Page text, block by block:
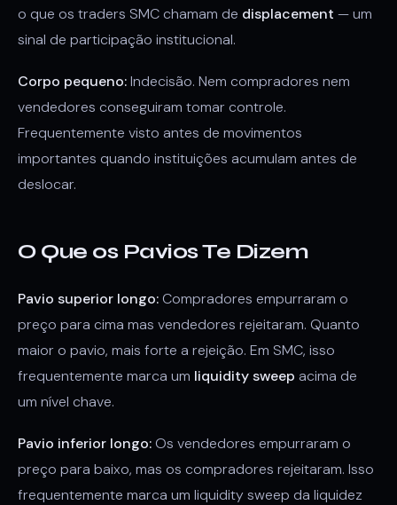
o que os traders SMC chamam de displacement — um
sinal de participação institucional.
Corpo pequeno:Indecisão. Nem compradores nem
vendedores conseguiram tomar controle.
Frequentemente visto antes de movimentos
importantes quando instituições acumulam antes de
deslocar.
O Que os Pavios Te Dizem
Pavio superior longo:Compradores empurraram o
preço para cima mas vendedores rejeitaram. Quanto
maior o pavio, mais forte a rejeição. Em SMC, isso
frequentemente marca um liquidity sweep acima de
um nível chave.
Pavio inferior longo:Os vendedores empurraram o
preço para baixo, mas os compradores rejeitaram. Isso
frequentemente marca um liquidity sweep da liquidez